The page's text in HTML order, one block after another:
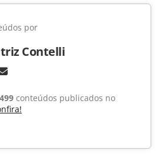
por
Contelli
conteúdos publicados no